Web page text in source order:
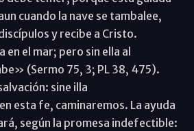
cuando la nave se tambalee,
y recibe a Cristo.
el mar; pero sin ella al
(Sermo 75, 3; PL 38, 475).
sine illa
esta fe, caminaremos. La ayuda
según la promesa indefectible: